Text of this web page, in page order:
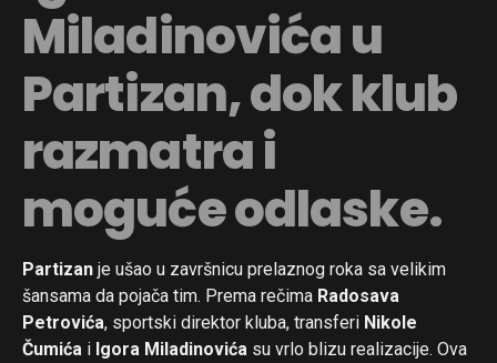
Miladinovića u
Partizan, dok klub
razmatra i
moguće odlaske.
Partizan je ušao u završnicu prelaznog roka sa velikim
šansama da pojača tim. Prema rečima Radosava
Petrovića, sportski direktor kluba, transferi Nikole
Čumića i Igora Miladinovića su vrlo blizu realizacije. Ova